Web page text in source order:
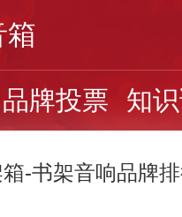
箱
品牌投票 知
-书架音响品牌